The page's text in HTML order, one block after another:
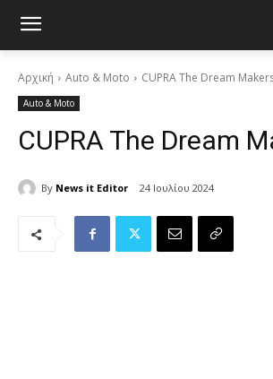
Αρχική Auto & Moto CUPRA The Dream
Auto & Moto
CUPRA The Dream
By News it Editor 24 Ιουλίου 2024